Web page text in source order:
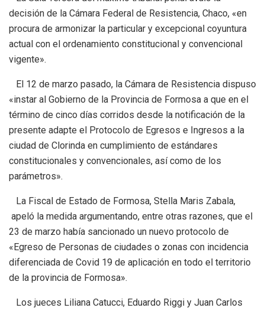
decisión de la Cámara Federal de Resistencia, Chaco, «en
procura de armonizar la particular y excepcional coyuntura
actual con el ordenamiento constitucional y convencional
vigente».
El 12 de marzo pasado, la Cámara de Resistencia dispuso
«instar al Gobierno de la Provincia de Formosa a que en el
término de cinco días corridos desde la notificación de la
presente adapte el Protocolo de Egresos e Ingresos a la
ciudad de Clorinda en cumplimiento de estándares
constitucionales y convencionales, así como de los
parámetros».
La Fiscal de Estado de Formosa, Stella Maris Zabala,
apeló la medida argumentando, entre otras razones, que el
23 de marzo había sancionado un nuevo protocolo de
«Egreso de Personas de ciudades o zonas con incidencia
diferenciada de Covid 19 de aplicación en todo el territorio
de la provincia de Formosa».
Los jueces Liliana Catucci, Eduardo Riggi y Juan Carlos